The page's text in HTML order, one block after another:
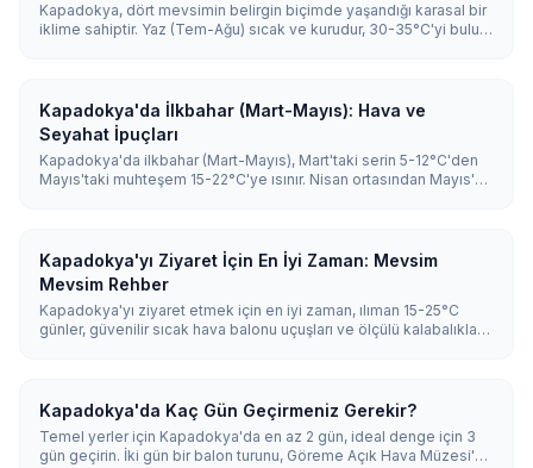
Kapadokya, dört mevsimin belirgin biçimde yaşandığı karasal bir
iklime sahiptir. Yaz (Tem-Ağu) sıcak ve kurudur, 30-35°C'yi bulur;
Kapadokya'da İlkbahar (Mart-Mayıs): Hava ve
Seyahat İpuçları
Kapadokya'da ilkbahar (Mart-Mayıs), Mart'taki serin 5-12°C'den
Mayıs'taki muhteşem 15-22°C'ye ısınır. Nisan ortasından Mayıs'a
Kapadokya'yı Ziyaret İçin En İyi Zaman: Mevsim
Mevsim Rehber
Kapadokya'yı ziyaret etmek için en iyi zaman, ılıman 15-25°C
günler, güvenilir sıcak hava balonu uçuşları ve ölçülü kalabalıklarla
uçar.
Kapadokya'da Kaç Gün Geçirmeniz Gerekir?
Temel yerler için Kapadokya'da en az 2 gün, ideal denge için 3
gün geçirin. İki gün bir balon turunu, Göreme Açık Hava Müzesi'ni